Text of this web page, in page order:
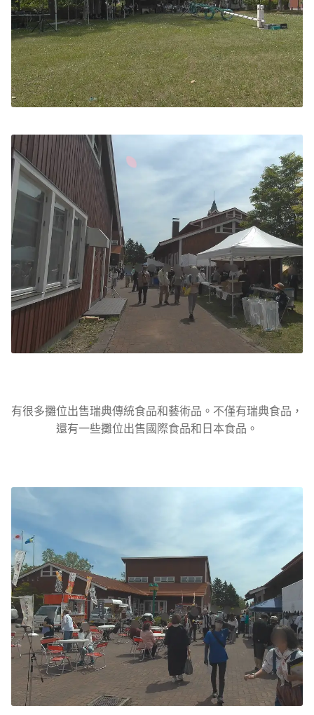
有很多攤位出售瑞典傳統食品和藝術品。不僅有瑞典食品，
還有一些攤位出售國際食品和日本食品。